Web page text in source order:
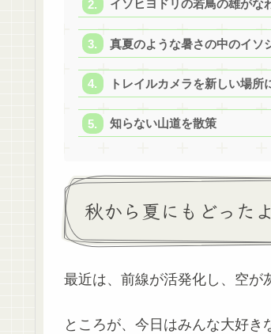
イソヒヨドリの若鳥の雄がな
真夏のような暑さの中のイソ
トレイルカメラを新しい場所
知らない山道を散策
秋から夏にもどった
最近は、前線が活発化し、空が
ところが、今日はみんな大好き